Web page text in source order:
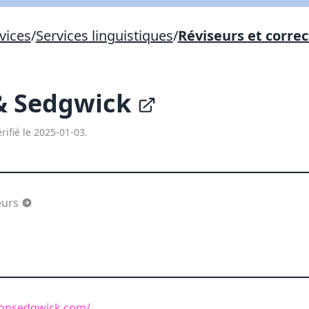
/Services linguistiques/Réviseurs et
Sedgwick
le 2025-01-03.
X Fermer Envoyez